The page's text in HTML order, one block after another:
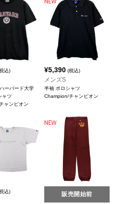
込)
ーバード大学
ャツ
ャンピオン
¥5,390 (税込)
メンズS
半袖 ポロシャツ
Champion/チャンピオン
込) 販売開始前